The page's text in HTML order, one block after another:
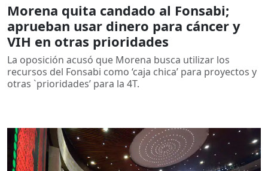
Morena quita candado al Fonsabi;
aprueban usar dinero para cáncer y
VIH en otras prioridades
La oposición acusó que Morena busca utilizar los
recursos del Fonsabi como ‘caja chica’ para proyectos y
otras `prioridades’ para la 4T.